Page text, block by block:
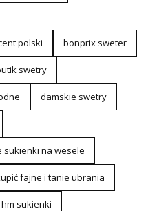
polski bonprix sweter
swetry
damskie swetry
sukienki na wesele
fajne i tanie ubrania
hm sukienki